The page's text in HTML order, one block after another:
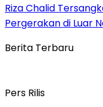
Riza Chalid
Pergerakan di Luar
Berita Terbaru
Pers Rilis